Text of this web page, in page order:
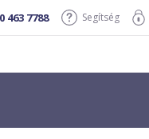
463 7788 Segítség